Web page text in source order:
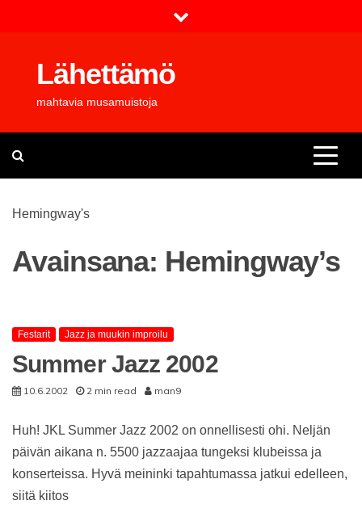
Lähettämö
mahtavia musamuistoja
Hemingway's
Avainsana: Hemingway’s
Festarit Jazz ja muukin improilu
Summer Jazz 2002
10.6.2002 2 min read man9
Huh! JKL Summer Jazz 2002 on onnellisesti ohi. Neljän
päivän aikana n. 5500 jazzaajaa tungeksi klubeissa ja
konserteissa. Hyvä meininki tapahtumassa jatkui edelleen,
siitä kiitos